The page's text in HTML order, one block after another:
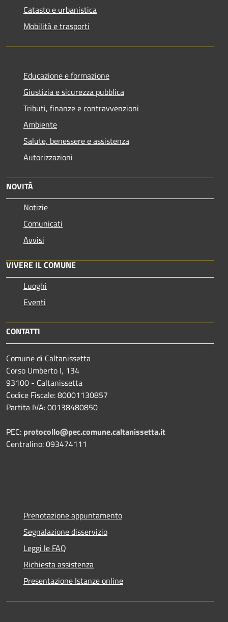
Catasto e urbanistica
Mobilità e trasporti
Educazione e formazione
Giustizia e sicurezza pubblica
Tributi, finanze e contravvenzioni
Ambiente
Salute, benessere e assistenza
Autorizzazioni
NOVITÀ
Notizie
Comunicati
Avvisi
VIVERE IL COMUNE
Luoghi
Eventi
CONTATTI
Comune di Caltanissetta
Corso Umberto I, 134
93100 - Caltanissetta
Codice Fiscale: 80001130857
Partita IVA: 00138480850
PEC: protocollo@pec.comune.caltanissetta.it
Centralino: 093474111
Prenotazione appuntamento
Segnalazione disservizio
Leggi le FAQ
Richiesta assistenza
Presentazione Istanze online